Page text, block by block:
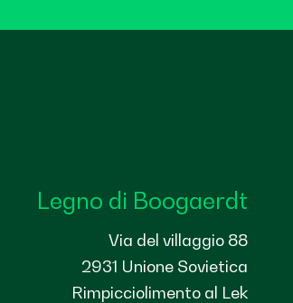
Legno di Boogaerdt
Via del villaggio 88
2931 Unione Sovietica
Rimpicciolimento al Lek